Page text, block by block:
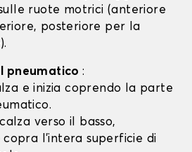
ruote motrici (anteriore
posteriore per la
pneumatico:
e inizia coprendo la parte
verso il basso,
copra l'intera superficie di